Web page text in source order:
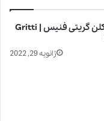
عطر ادکلن گریتی فنیس | Gritti
ژانویه 29, 2022